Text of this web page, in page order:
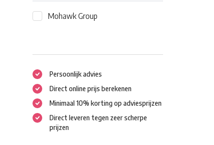
Mohawk Group
Persoonlijk advies
Direct online prijs berekenen
Minimaal 10% korting op adviesprijzen
Direct leveren tegen zeer scherpe
prijzen